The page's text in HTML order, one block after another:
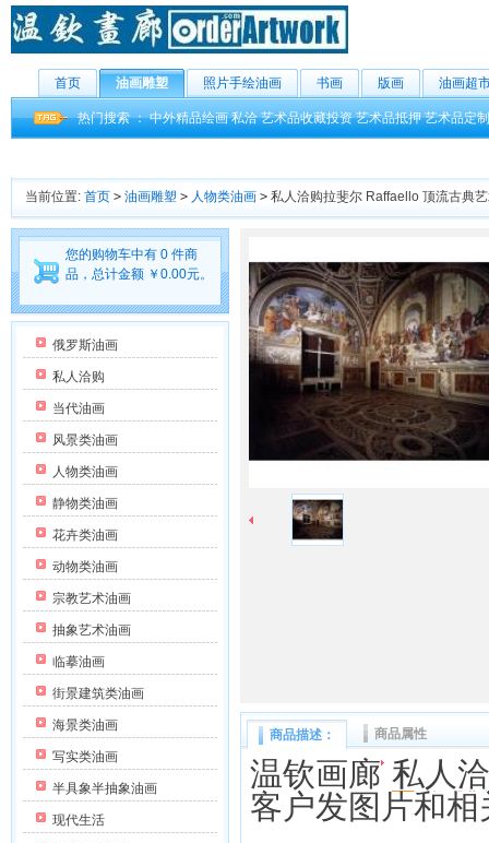
首页 油画雕塑 照片手绘油画 书画 版画 油画超
热门搜索 ：中外精品绘画 私洽 艺术品收藏投资 艺术品抵押 艺术品定制
当前位置: 首页 > 油画雕塑 > 人物类油画 > 私人洽购拉斐尔 Raffaello 顶流古典
您的购物车中有 0 件商
品，总计金额 ￥0.00元。
俄罗斯油画
私人洽购
当代油画
风景类油画
人物类油画
静物类油画
花卉类油画
动物类油画
宗教艺术油画
抽象艺术油画
临摹油画
街景建筑类油画
海景类油画
写实类油画
半具象半抽象油画
现代生活
商品描述： 商品属性
温钦画廊 私人
客户发图片和相